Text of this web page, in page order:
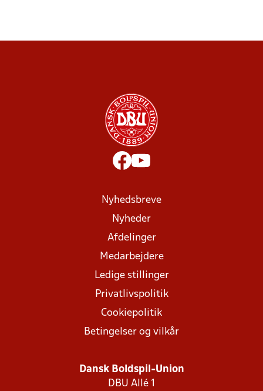
Nyhedsbreve
Nyheder
Afdelinger
Medarbejdere
Ledige stillinger
Privatlivspolitik
Cookiepolitik
Betingelser og vilkår
Dansk Boldspil-Union
DBU Allé 1